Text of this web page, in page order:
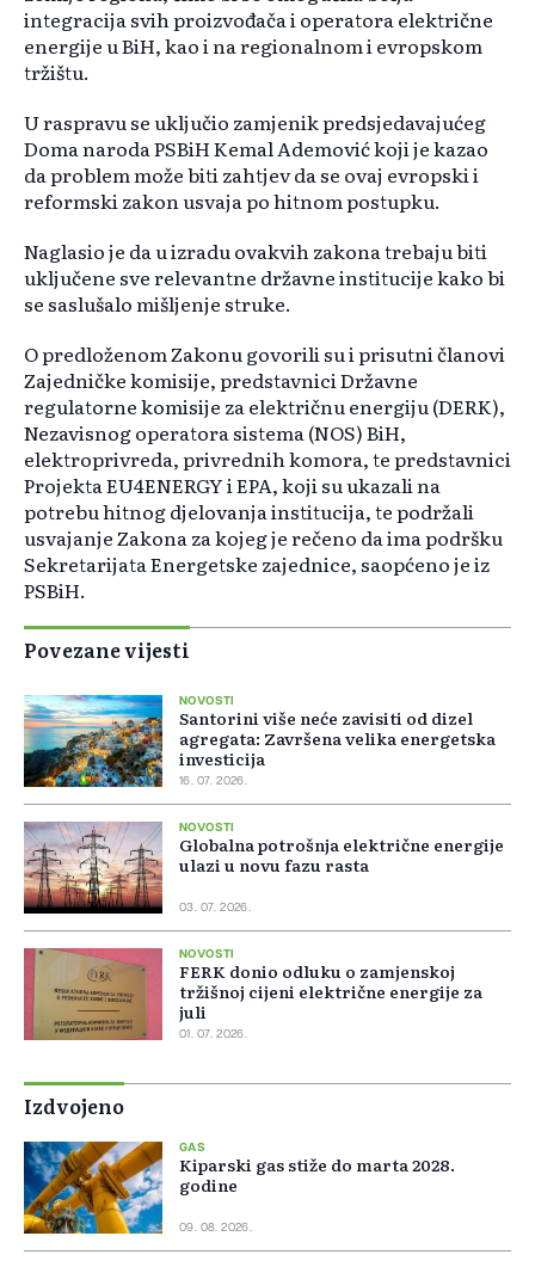
integracija svih proizvođača i operatora električne
energije u BiH, kao i na regionalnom i evropskom
tržištu.
U raspravu se uključio zamjenik predsjedavajućeg
Doma naroda PSBiH Kemal Ademović koji je kazao
da problem može biti zahtjev da se ovaj evropski i
reformski zakon usvaja po hitnom postupku.
Naglasio je da u izradu ovakvih zakona trebaju biti
uključene sve relevantne državne institucije kako bi
se saslušalo mišljenje struke.
O predloženom Zakonu govorili su i prisutni članovi
Zajedničke komisije, predstavnici Državne
regulatorne komisije za električnu energiju (DERK),
Nezavisnog operatora sistema (NOS) BiH,
elektroprivreda, privrednih komora, te predstavnici
Projekta EU4ENERGY i EPA, koji su ukazali na
potrebu hitnog djelovanja institucija, te podržali
usvajanje Zakona za kojeg je rečeno da ima podršku
Sekretarijata Energetske zajednice, saopćeno je iz
PSBiH.
Povezane vijesti
NOVOSTI
Santorini više neće zavisiti od dizel
agregata: Završena velika energetska
investicija
16. 07. 2026.
NOVOSTI
Globalna potrošnja električne energije
ulazi u novu fazu rasta
03. 07. 2026.
NOVOSTI
FERK donio odluku o zamjenskoj
tržišnoj cijeni električne energije za
juli
01. 07. 2026.
Izdvojeno
GAS
Kiparski gas stiže do marta 2028.
godine
09. 08. 2026.